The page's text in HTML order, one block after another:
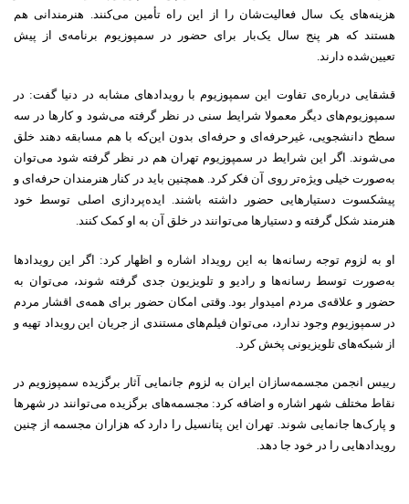
هزینه‌های یک سال فعالیت‌شان را از این راه تأمین می‌کنند. هنرمندانی هم
هستند که هر پنج سال یک‌بار برای حضور در سمپوزیوم برنامه‌ی از پیش
تعیین‌شده دارند.
قشقایی درباره‌ی تفاوت این سمپوزیوم با رویدادهای مشابه در دنیا گفت: در
سمپوزیوم‌های دیگر معمولا شرایط سنی در نظر گرفته می‌شود و کارها در سه
سطح دانشجویی، غیرحرفه‌ای و حرفه‌ای بدون این‌که با هم مسابقه دهند خلق
می‌شوند. اگر این شرایط در سمپوزیوم تهران هم در نظر گرفته شود می‌توان
به‌صورت خیلی ویژه‌تر روی آن فکر کرد. همچنین باید در کنار هنرمندان حرفه‌ای و
پیشکسوت دستیارهایی حضور داشته باشند. ایده‌پردازی اصلی توسط خود
هنرمند شکل گرفته و دستیارها می‌توانند در خلق آن به او کمک کنند.
او به لزوم توجه رسانه‌ها به این رویداد اشاره و اظهار کرد: اگر این رویدادها
به‌صورت توسط رسانه‌ها و رادیو و تلویزیون جدی گرفته شوند، می‌توان به
حضور و علاقه‌ی مردم امیدوار بود. وقتی امکان حضور برای همه‌ی اقشار مردم
در سمپوزیوم وجود ندارد، می‌توان فیلم‌های مستندی از جریان این رویداد تهیه و
از شبکه‌های تلویزیونی پخش کرد.
رییس انجمن مجسمه‌سازان ایران به لزوم جانمایی آثار برگزیده سمپوزویم در
نقاط مختلف شهر اشاره و اضافه کرد: مجسمه‌های برگزیده می‌توانند در شهرها
و پارک‌ها جانمایی شوند. تهران این پتانسیل را دارد که هزاران مجسمه از چنین
رویدادهایی را در خود جا دهد.